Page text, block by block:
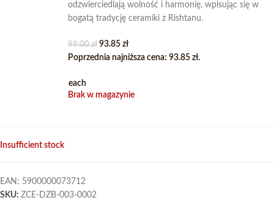
odzwierciedlają wolność i harmonię, wpisując się w
bogatą tradycję ceramiki z Rishtanu.
99.00zł 93.85 zł
Poprzednia najniższa cena: 93.85 zł.
each
Brak w magazynie
Insufficient stock
EAN: 5900000073712
SKU: ZCE-DZB-003-0002